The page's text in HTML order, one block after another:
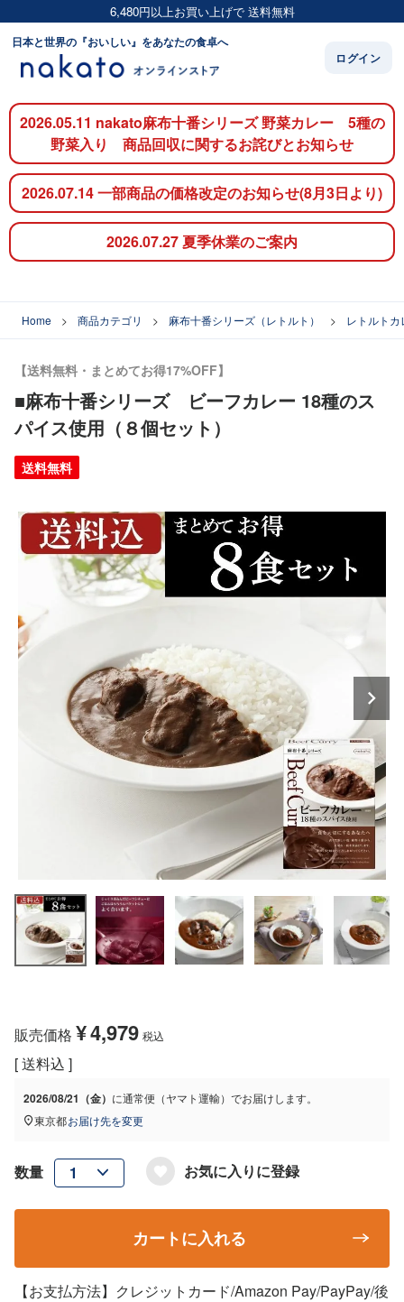
6,480円以上お買い上げで 送料無料
日本と世界の『おいしい』をあなたの食卓へ
ログイン
2026.05.11 nakato麻布十番シリーズ 野菜カレー 5種の
野菜入り 商品回収に関するお詫びとお知らせ
2026.07.14 一部商品の価格改定のお知らせ(8月3日より)
2026.07.27 夏季休業のご案内
Home 商品カテゴリ 麻布十番シリーズ（レトルト） レトルト
【送料無料・まとめてお得17%OFF】
■麻布十番シリーズ ビーフカレー 18種のス
パイス使用（８個セット）
送料無料
販売価格 ¥4,979 税込
送料込
2026/08/21（金） に通常便（ヤマト運輸） でお届けします。
東京都お届け先を変更
お気に入りに登録
カートに入れる
【お支払方法】クレジットカード/Amazon Pay/PayPay/後